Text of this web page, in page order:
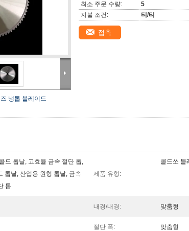
냉톱 블레이드
최소 주문 수량:
5
지불 조건:
티/티
접촉
드 톱날, 고효율 금속 절단 톱,
톱날, 산업용 원형 톱날, 금속
톱
제품 유형:
콜드쏘 블
내경/내경: 맞춤형
절단 폭: 맞춤형